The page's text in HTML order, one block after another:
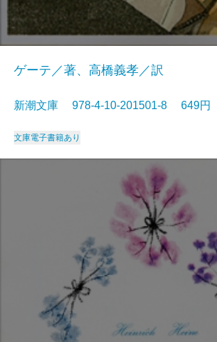
ゲーテ／著、高橋義孝／訳
新潮文庫 978-4-10-201501-8 649円
文庫電子書籍あり